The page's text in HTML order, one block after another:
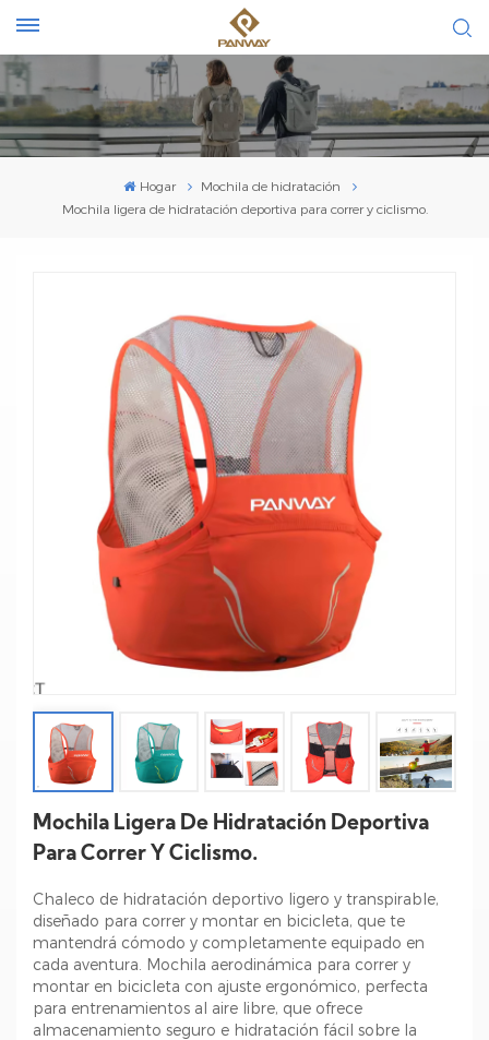
Hogar
Mochila de hidratación
Mochila ligera de hidratación deportiva para correr y ciclismo.
Mochila Ligera De Hidratación Deportiva
Para Correr Y Ciclismo.
Chaleco de hidratación deportivo ligero y transpirable,
diseñado para correr y montar en bicicleta, que te
mantendrá cómodo y completamente equipado en
cada aventura. Mochila aerodinámica para correr y
montar en bicicleta con ajuste ergonómico, perfecta
para entrenamientos al aire libre, que ofrece
almacenamiento seguro e hidratación fácil sobre la